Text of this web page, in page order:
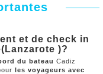
et de check in
)?
du bateau Cadiz
les voyageurs avec